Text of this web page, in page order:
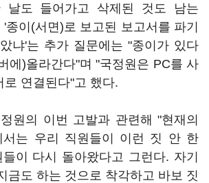
날도 들어가고 삭제된 것도 남는
종이(서면)로 보고된 보고서를 파기
냐'는 추가 질문에는 "종이가 있다
에)올라간다"며 "국정원은 PC를 사
로 연결된다"고 했다.
원의 이번 고발과 관련해 "현재의
서는 우리 직원들이 이런 짓 안 한
이 다시 돌아왔다고 그런다. 자기
금도 하는 것으로 착각하고 바보 짓